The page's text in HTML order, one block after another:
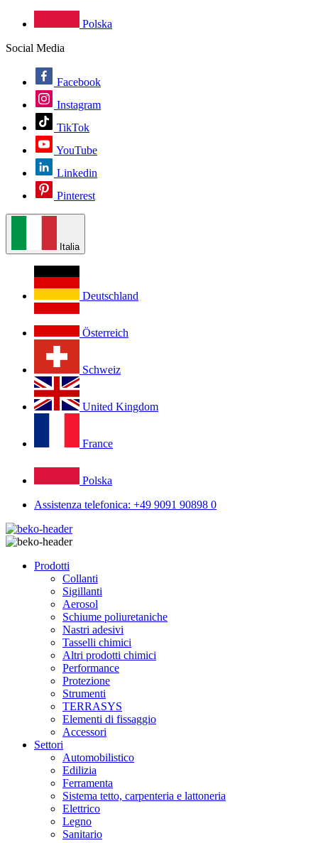
Polska
Social Media
Facebook
Instagram
TikTok
YouTube
Linkedin
Pinterest
Italia
Deutschland
Österreich
Schweiz
United Kingdom
France
Polska
Assistenza telefonica: +49 9091 90898 0
Prodotti
Collanti
Sigillanti
Aerosol
Schiume poliuretaniche
Nastri adesivi
Tasselli chimici
Altri prodotti chimici
Performance
Protezione
Strumenti
TERRASYS
Elementi di fissaggio
Accessori
Settori
Automobilistico
Edilizia
Ferramenta
Sistema tetto, carpenteria e lattoneria
Elettrico
Legno
Sanitario